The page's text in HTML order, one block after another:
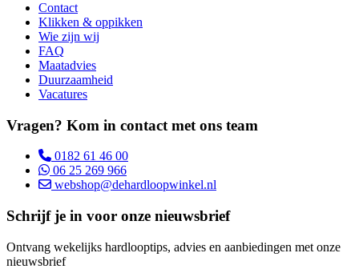
Contact
Klikken & oppikken
Wie zijn wij
FAQ
Maatadvies
Duurzaamheid
Vacatures
Vragen? Kom in contact met ons team
0182 61 46 00
06 25 269 966
webshop@dehardloopwinkel.nl
Schrijf je in voor onze nieuwsbrief
Ontvang wekelijks hardlooptips, advies en aanbiedingen met onze
nieuwsbrief